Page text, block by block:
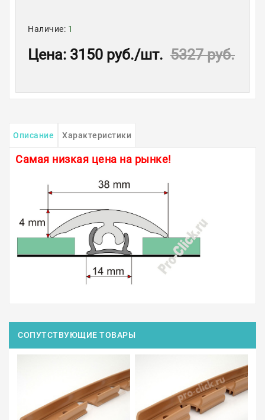
Наличие: 1
Цена: 3150 руб./шт. 5327 руб.
Описание Характеристики
Самая низкая цена на рынке!
СОПУТСТВУЮЩИЕ ТОВАРЫ